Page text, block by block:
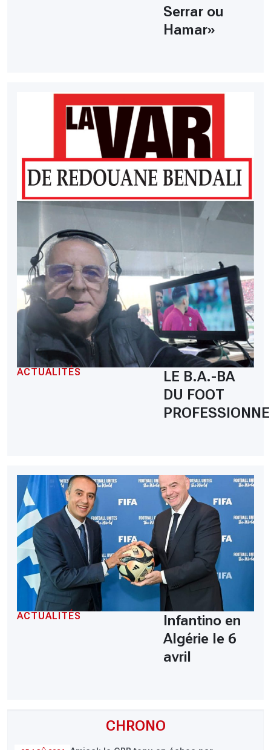
CHRONO
Serrar ou
Hamar»
ACTUALITÉS
LE B.A.-BA
DU FOOT
ACTUALITÉS
Infantino en
Algérie le 6
avril